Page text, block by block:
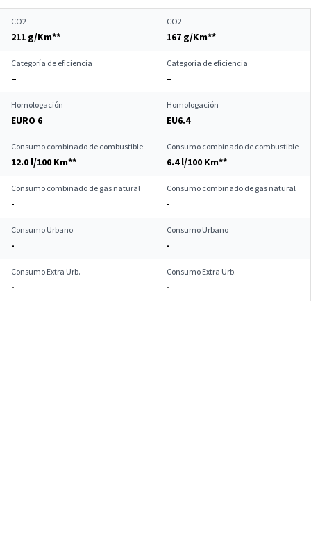
CO2
211 g/Km**
CO2
167 g/Km**
Categoría de eficiencia
–
Categoría de eficiencia
–
Homologación
EURO 6
Homologación
EU6.4
Consumo combinado de combustible
12.0 l/100 Km**
Consumo combinado de combustible
6.4 l/100 Km**
Consumo combinado de gas natural
-
Consumo combinado de gas natural
-
Consumo Urbano
-
Consumo Urbano
-
Consumo Extra Urb.
-
Consumo Extra Urb.
-